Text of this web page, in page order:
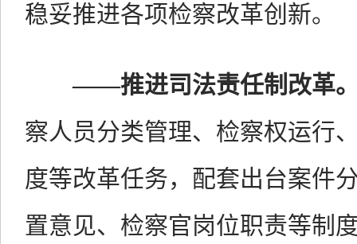
稳妥推进各项检察改革创新。
——推进司法责任制改革
察人员分类管理、检察权运行
度等改革任务，配套出台案件
置意见、检察官岗位职责等制